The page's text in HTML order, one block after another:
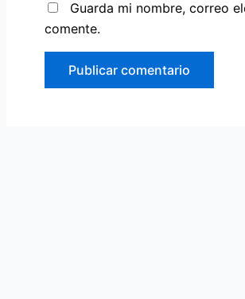
Guarda mi nombre, correo
comente.